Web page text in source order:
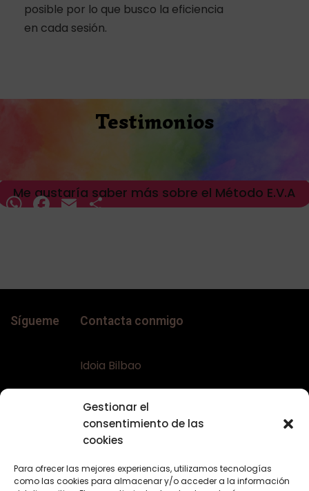
Gestionar el
consentimiento de las
cookies
Para ofrecer las mejores experiencias, utilizamos tecnologías
como las cookies para almacenar y/o acceder a la información
posible por lo que busco la eficiencia
en cada sesión.
Me gustaría saber más sobre el Método E.V.A
Testimonios
WhatsApp
Facebook
Email
Compartir
Sígueme Contacta conmigo
Idoia Bilbao
Teléfono:+34 617644453
Email:bellaconalopecia@gmail.com
Web:
Textos Legales